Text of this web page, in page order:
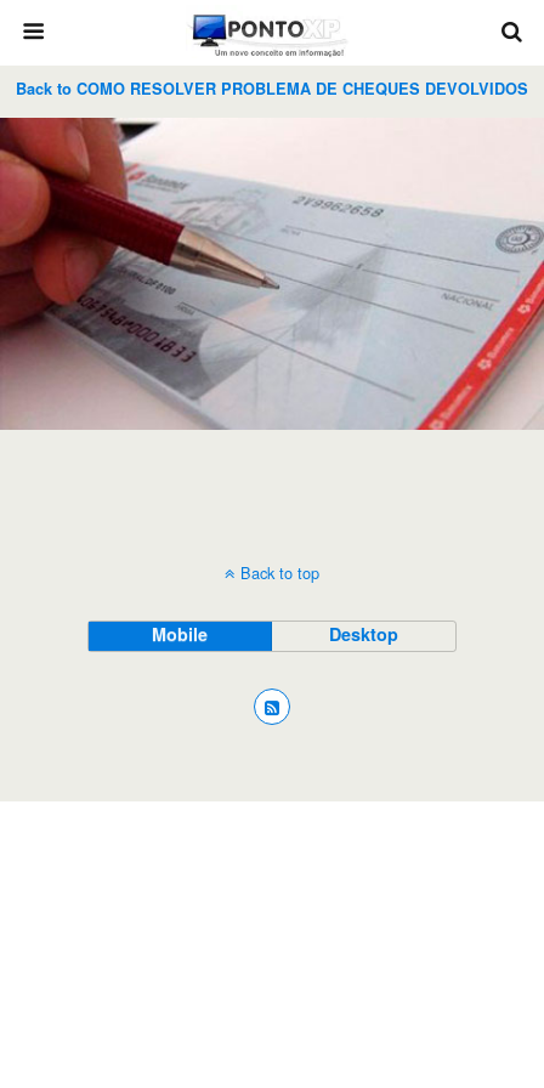
Back to COMO RESOLVER PROBLEMA DE CHEQUES DEVOLVIDOS
Back to top
Mobile Desktop